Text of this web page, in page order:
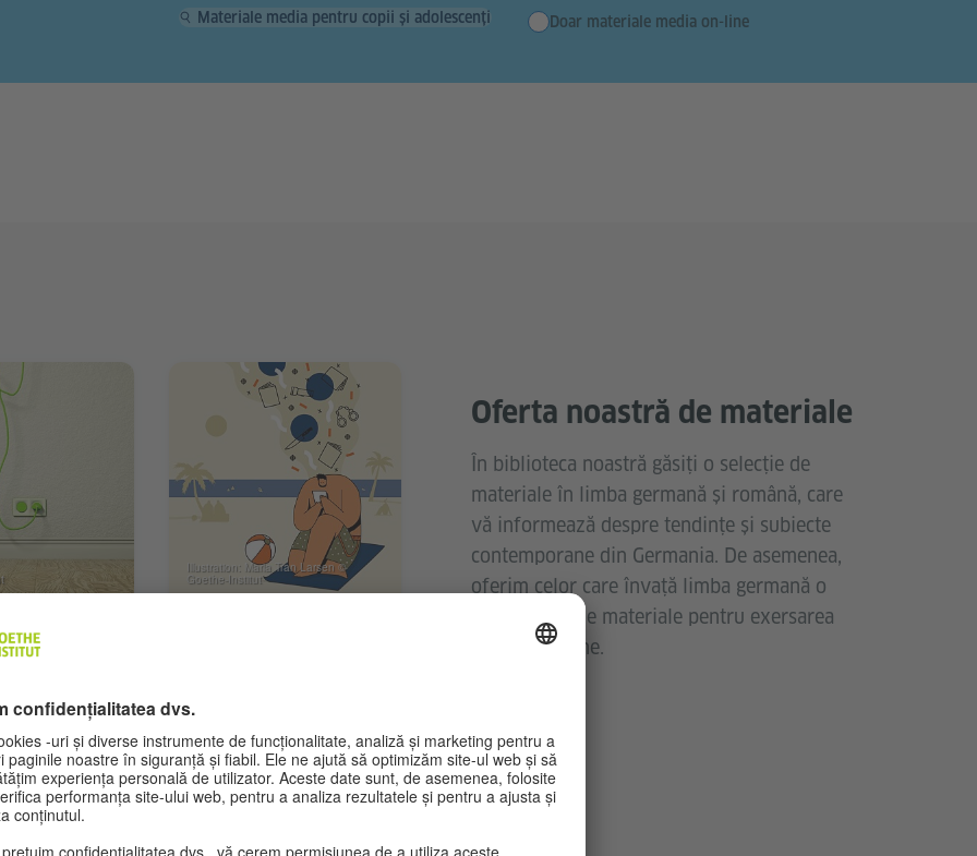
Materiale media pentru copii și adolescenți Doar materiale media on-line
Oferta noastră de materiale
În biblioteca noastră găsiți o selecție de
materiale în limba germană și română, care
vă informează despre tendințe și subiecte
contemporane din Germania. De asemenea,
oferim celor care învață limba germană o
multitudine de materiale pentru exersarea
limbii germane.
pentru oricine
Illustration: Maria Tran Larsen ©
Goethe-Institut